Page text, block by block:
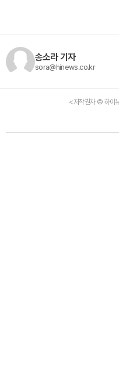
송소라 기자
sora@hinews.co.kr
<저작권자 © 하이